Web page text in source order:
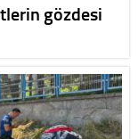
gözdesi